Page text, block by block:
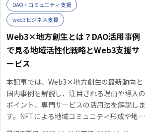
DAO・コミュニティ支援
web3ビジネス支援
Web3×地方創生とは？DAO活用事例
で見る地域活性化戦略とWeb3支援サ
ービス
本記事では、Web3×地方創生の最新動向と
国内事例を解説し、注目される理由や導入の
ポイント、専門サービスの活用法を解説しま
す。NFTによる地域コミュニティ形成や地方